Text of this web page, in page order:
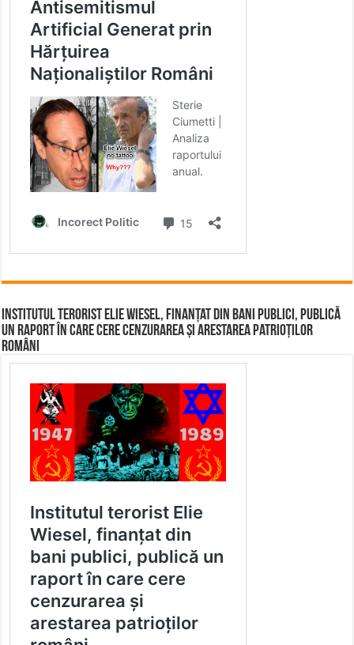
Institutul terorist Elie Wiesel, finanțat din bani publici, publică
un raport în care cere cenzurarea și arestarea patrioților
români